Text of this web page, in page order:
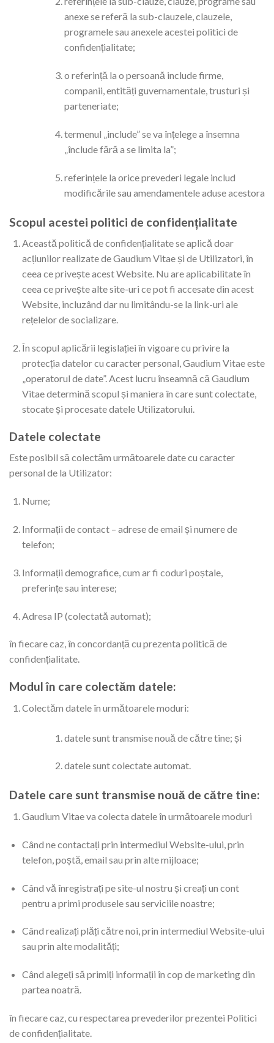
anexe se referă la sub-clauzele, clauzele,
programele sau anexele acestei politici de
confidențialitate;
o referință la o persoană include firme,
companii, entități guvernamentale, trusturi și
parteneriate;
termenul „include” se va înțelege a însemna
„înclude fără a se limita la”;
referințele la orice prevederi legale includ
modificările sau amendamentele aduse acestora
Scopul acestei politici de confidențialitate
Această politică de confidențialitate se aplică doar
acțiunilor realizate de Gaudium Vitae și de Utilizatori, în
ceea ce privește acest Website. Nu are aplicabilitate în
ceea ce privește alte site-uri ce pot fi accesate din acest
Website, incluzând dar nu limitându-se la link-uri ale
rețelelor de socializare.
În scopul aplicării legislației în vigoare cu privire la
protecția datelor cu caracter personal, Gaudium Vitae este
„operatorul de date”. Acest lucru înseamnă că Gaudium
Vitae determină scopul și maniera în care sunt colectate,
stocate și procesate datele Utilizatorului.
Datele colectate
Este posibil să colectăm următoarele date cu caracter
personal de la Utilizator:
Nume;
Informații de contact – adrese de email și numere de
telefon;
Informații demografice, cum ar fi coduri poștale,
preferințe sau interese;
Adresa IP (colectată automat);
în fiecare caz, în concordanță cu prezenta politică de
confidențialitate.
Modul în care colectăm datele:
Colectăm datele în următoarele moduri:
datele sunt transmise nouă de către tine; și
datele sunt colectate automat.
Datele care sunt transmise nouă de către tine:
Gaudium Vitae va colecta datele în următoarele moduri
Când ne contactați prin intermediul Website-ului, prin
telefon, poștă, email sau prin alte mijloace;
Când vă înregistrați pe site-ul nostru și creați un cont
pentru a primi produsele sau serviciile noastre;
Când realizați plăți către noi, prin intermediul Website-ului
sau prin alte modalități;
Când alegeți să primiți informații în cop de marketing din
partea noatră.
în fiecare caz, cu respectarea prevederilor prezentei Politici
de confidențialitate.​